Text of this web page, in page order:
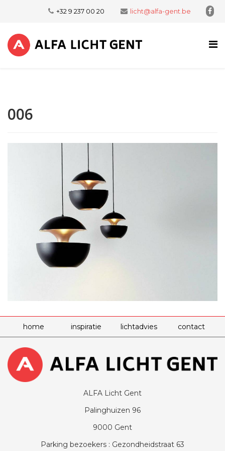
+32 9 237 00 20 licht@alfa-gent.be
006
home inspiratie lichtadvies contact
ALFA Licht Gent
Palinghuizen 96
9000 Gent
Parking bezoekers : Gezondheidstraat 63